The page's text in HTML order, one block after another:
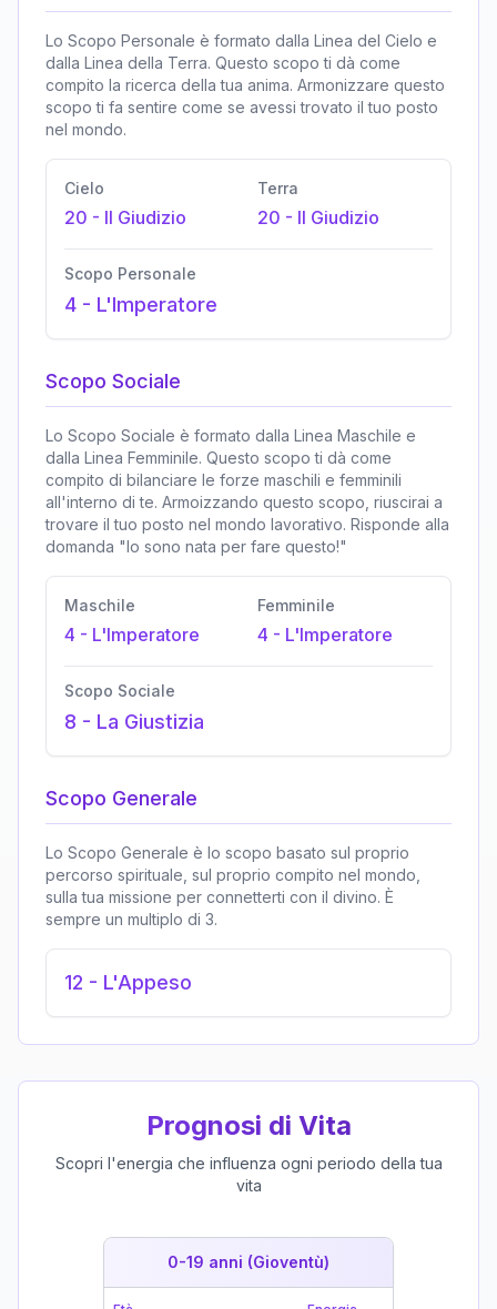
Lo Scopo Personale è formato dalla Linea del Cielo e
dalla Linea della Terra. Questo scopo ti dà come
compito la ricerca della tua anima. Armonizzare questo
scopo ti fa sentire come se avessi trovato il tuo posto
nel mondo.
Cielo
20 - Il Giudizio
Terra
20 - Il Giudizio
Scopo Personale
4 - L'Imperatore
Scopo Sociale
Lo Scopo Sociale è formato dalla Linea Maschile e
dalla Linea Femminile. Questo scopo ti dà come
compito di bilanciare le forze maschili e femminili
all'interno di te. Armoizzando questo scopo, riuscirai a
trovare il tuo posto nel mondo lavorativo. Risponde alla
domanda "Io sono nata per fare questo!"
Maschile
4 - L'Imperatore
Femminile
4 - L'Imperatore
Scopo Sociale
8 - La Giustizia
Scopo Generale
Lo Scopo Generale è lo scopo basato sul proprio
percorso spirituale, sul proprio compito nel mondo,
sulla tua missione per connetterti con il divino. È
sempre un multiplo di 3.
12 - L'Appeso
Prognosi di Vita
Scopri l'energia che influenza ogni periodo della tua
vita
0-19 anni (Gioventù)